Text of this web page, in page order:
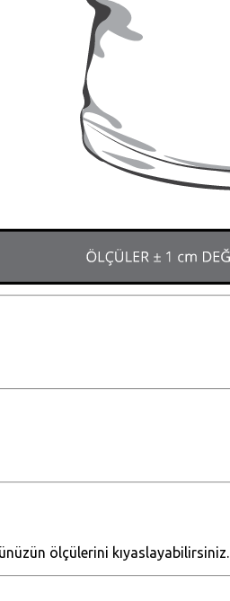
ölçülerini kıyaslayabilirsiniz.